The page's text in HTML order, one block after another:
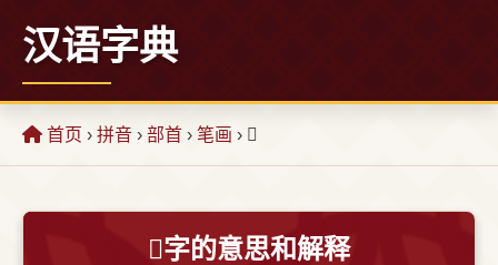
汉语字典
首页 › 拼音 › 部首 › 笔画 › 𰞗
𰞗字的意思和解释